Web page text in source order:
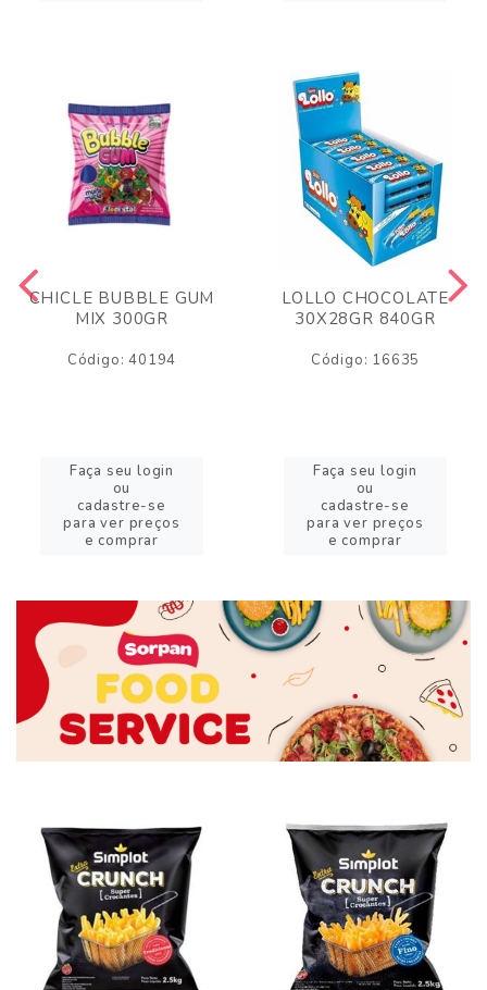
CHICLE BUBBLE GUM
MIX 300GR
Código: 40194
Faça seu login
ou
cadastre-se
para ver preços
e comprar
LOLLO CHOCOLATE
30X28GR 840GR
Código: 16635
Faça seu login
ou
cadastre-se
para ver preços
e comprar